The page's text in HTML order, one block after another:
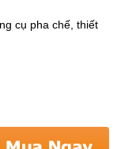
cụ pha chế, thiết